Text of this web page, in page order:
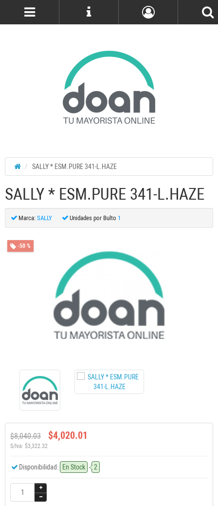
SALLY * ESM.PURE 341-L.HAZE
SALLY * ESM.PURE 341-L.HAZE
Marca: SALLY Unidades por Bulto 1
-50 %
$8,040.03 $4,020.01
S/Iva: $3,322.32
Disponibilidad: En Stock 2